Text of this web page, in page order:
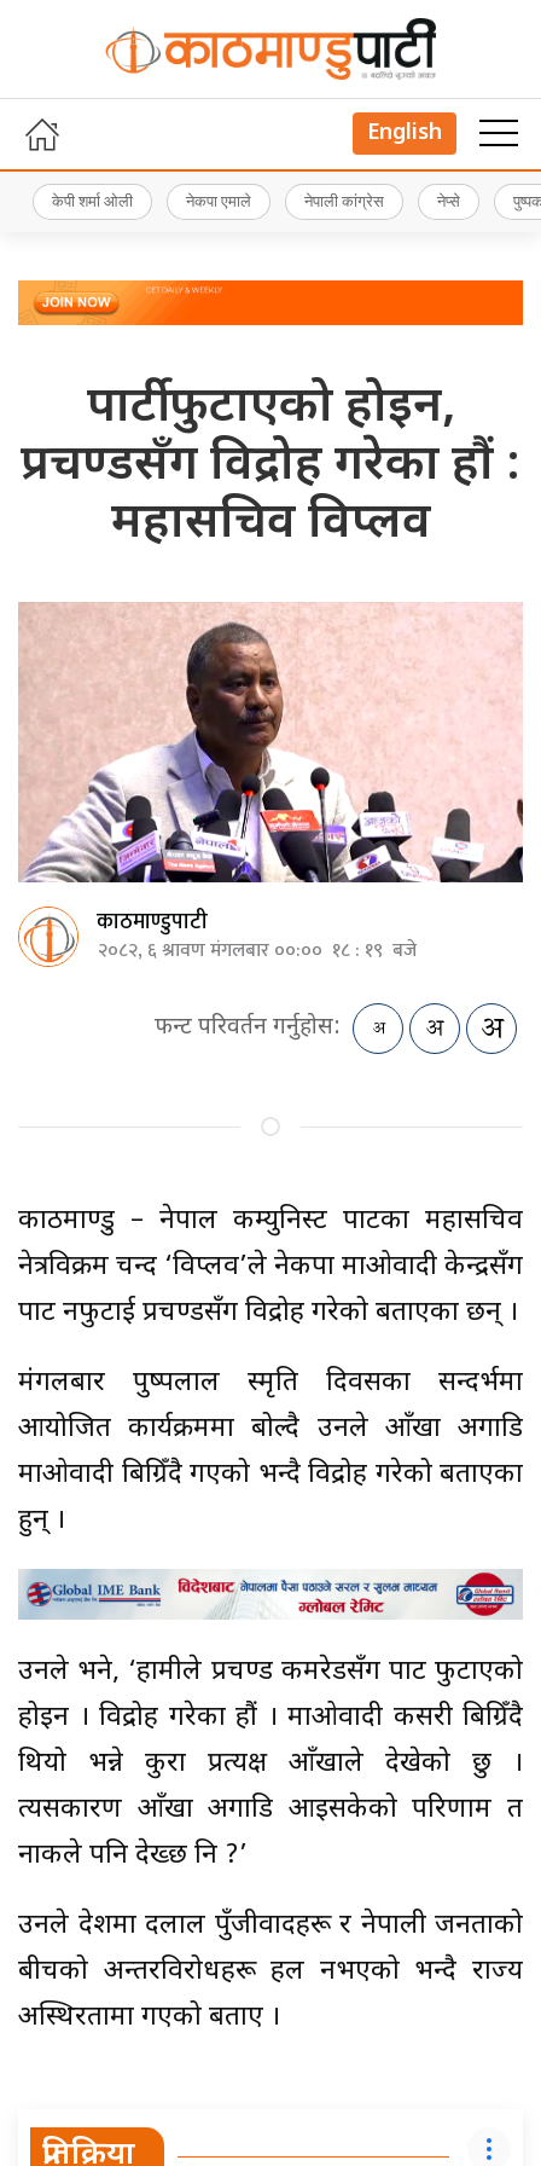
English
केपी शर्मा ओली नेकपा एमाले नेपाली कांग्रेस नेप्से
पार्टी फुटाएको होइन,
प्रचण्डसँग विद्रोह गरेका हौं :
महासचिव विप्लव
काठमाण्डुपाटी
२०८२, ६ श्रावण मंगलबार ००:०० १८ : १९ बजे
फन्ट परिवर्तन गर्नुहोस:
काठमाण्डु – नेपाल कम्युनिस्ट पार्टीका महासचिव
नेत्रविक्रम चन्द ‘विप्लव’ले नेकपा माओवादी केन्द्रसँग
पार्टी नफुटाई प्रचण्डसँग विद्रोह गरेको बताएका छन् ।
मंगलबार पुष्पलाल स्मृति दिवसका सन्दर्भमा
आयोजित कार्यक्रममा बोल्दै उनले आँखा अगाडि
माओवादी बिग्रिँदै गएको भन्दै विद्रोह गरेको बताएका
हुन् ।
उनले भने, ‘हामीले प्रचण्ड कमरेडसँग पार्टी फुटाएको
होइन । विद्रोह गरेका हौं । माओवादी कसरी बिग्रिँदै
थियो भन्ने कुरा प्रत्यक्ष आँखाले देखेको छु ।
त्यसकारण आँखा अगाडि आइसकेको परिणाम त
नाकले पनि देख्छ नि ?’
उनले देशमा दलाल पुँजीवादहरू र नेपाली जनताको
बीचको अन्तरविरोधहरू हल नभएको भन्दै राज्य
अस्थिरतामा गएको बताए ।
प्रतिक्रिया